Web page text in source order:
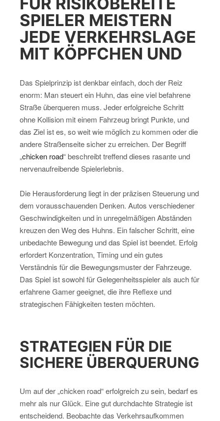
SPIELER MEISTERN
JEDE VERKEHRSLAGE
MIT KÖPFCHEN UND
Das Spielprinzip ist denkbar einfach, doch der Reiz
enorm: Man steuert ein Huhn, das eine viel befahrene
Straße überqueren muss. Jeder erfolgreiche Schritt
ohne Kollision mit einem Fahrzeug bringt Punkte, und
das Ziel ist es, so weit wie möglich zu kommen oder die
andere Straßenseite sicher zu erreichen. Der Begriff
„chicken road“ beschreibt treffend dieses rasante und
nervenaufreibende Spielerlebnis.
Die Herausforderung liegt in der präzisen Steuerung und
dem vorausschauenden Denken. Autos verschiedener
Geschwindigkeiten und in unregelmäßigen Abständen
kreuzen den Weg des Huhns. Ein falscher Schritt, eine
unbedachte Bewegung und das Spiel ist beendet. Erfolg
erfordert Konzentration, Timing und ein gutes
Verständnis für die Bewegungsmuster der Fahrzeuge.
Das Spiel ist sowohl für Gelegenheitsspieler als auch für
erfahrene Gamer geeignet, die ihre Reflexe und
strategischen Fähigkeiten testen möchten.
STRATEGIEN FÜR DIE
SICHERE ÜBERQUERUNG
Um auf der „chicken road“ erfolgreich zu sein, bedarf es
mehr als nur Glück. Eine gut durchdachte Strategie ist
entscheidend. Beobachte das Verkehrsaufkommen